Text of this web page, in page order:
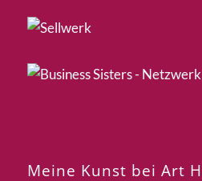
Meine Kunst bei Art